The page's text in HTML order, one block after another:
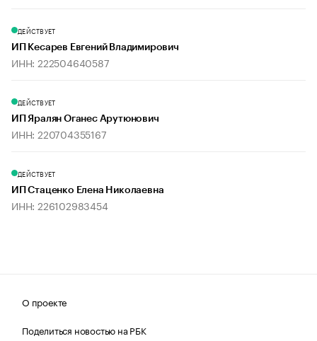
ДЕЙСТВУЕТ
ИП Кесарев Евгений Владимирович
ИНН: 222504640587
ДЕЙСТВУЕТ
ИП Яралян Оганес Арутюнович
ИНН: 220704355167
ДЕЙСТВУЕТ
ИП Стаценко Елена Николаевна
ИНН: 226102983454
О проекте
Поделиться новостью на РБК